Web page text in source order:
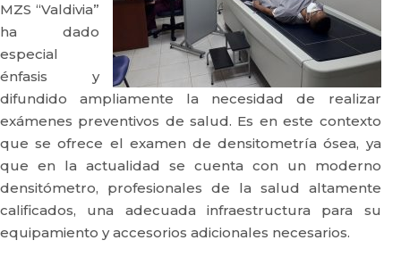
MZS “Valdivia”
ha dado
especial
énfasis y
difundido ampliamente la necesidad de realizar
exámenes preventivos de salud. Es en este contexto
que se ofrece el examen de densitometría ósea, ya
que en la actualidad se cuenta con un moderno
densitómetro, profesionales de la salud altamente
calificados, una adecuada infraestructura para su
equipamiento y accesorios adicionales necesarios.